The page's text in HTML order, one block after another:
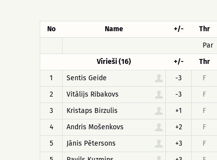
No Name +/- Thr
Par
Vīrieši (16)
+/- Thr
1
Sentis Geide -3 F
2
Vitālijs Ribakovs -3 F
3
Kristaps Birzulis +1 F
4
Andris Mošenkovs +2 F
5
Jānis Pētersons +3 F